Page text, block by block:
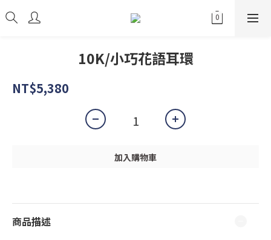
10K/小巧花語耳環
NT$5,380
加入購物車
商品描述